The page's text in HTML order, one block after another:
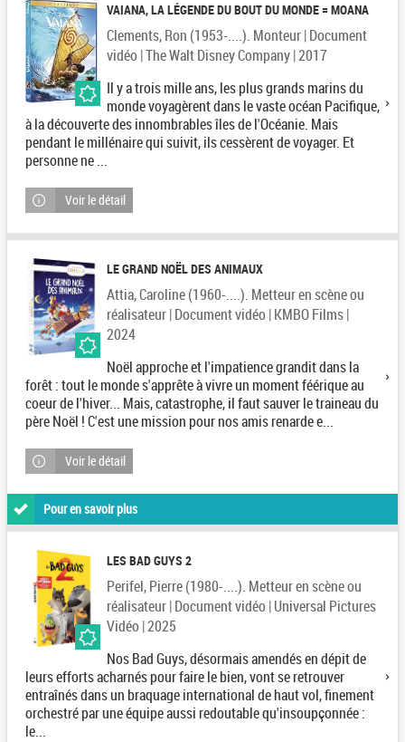
VAIANA, LA LÉGENDE DU BOUT DU MONDE = MOANA
Clements, Ron (1953-....). Monteur | Document
vidéo | The Walt Disney Company | 2017
Il y a trois mille ans, les plus grands marins du
monde voyagèrent dans le vaste océan Pacifique,
à la découverte des innombrables îles de l'Océanie. Mais
pendant le millénaire qui suivit, ils cessèrent de voyager. Et
personne ne ...
Voir le détail
LE GRAND NOËL DES ANIMAUX
Attia, Caroline (1960-....). Metteur en scène ou
réalisateur | Document vidéo | KMBO Films |
2024
Noël approche et l'impatience grandit dans la
forêt : tout le monde s'apprête à vivre un moment féérique au
coeur de l'hiver... Mais, catastrophe, il faut sauver le traineau du
père Noël ! C'est une mission pour nos amis renarde e...
Voir le détail
Pour en savoir plus
LES BAD GUYS 2
Perifel, Pierre (1980-....). Metteur en scène ou
réalisateur | Document vidéo | Universal Pictures
Vidéo | 2025
Nos Bad Guys, désormais amendés en dépit de
leurs efforts acharnés pour faire le bien, vont se retrouver
entraînés dans un braquage international de haut vol, finement
orchestré par une équipe aussi redoutable qu'insoupçonnée :
le...